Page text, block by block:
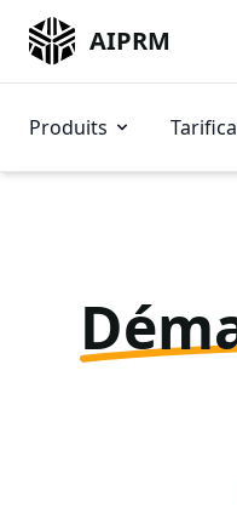
AIPRM
Produits